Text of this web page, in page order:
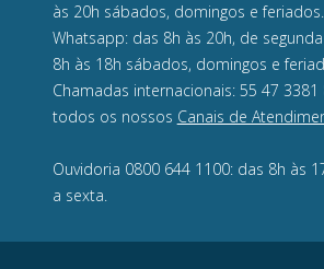
às 20h sábados, domingos e feriados.
Whatsapp: das 8h às 20h, de
8h às 18h sábados, domingos e
Chamadas internacionais: 55 47 3381
todos os nossos Canais de
Ouvidoria 0800 644 1100: das 8h às
a sexta.